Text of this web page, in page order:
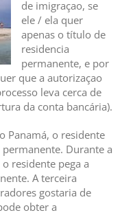
de imigraçao, se
ele / ela quer
apenas o título de
residencia
permanente, e por
que a autorizaçao
leva cerca de
da conta bancária).
Panamá, o residente
Durante a
residente pega a
A terceira
gostaria de
obter a